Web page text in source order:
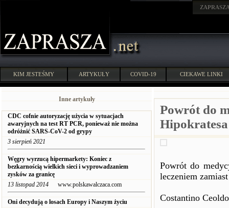
KIM JESTEŚMY ARTYKUŁY COVID-19 CIEKAWE LINKI
Inne artykuły
CDC cofnie autoryzację użycia w sytuacjach
awaryjnych na test RT PCR, ponieważ nie można
odróżnić SARS-CoV-2 od grypy
3 sierpień 2021
Węgry wyrzucą hipermarkety: Koniec z
bezkarnością wielkich sieci i wyprowadzaniem
zysków za granicę
13 listopad 2014 www.polskawalczaca.com
Oni decydują o losach Europy i Naszym życiu
Powrót do
Hipokratesa
Powrót do
leczeniem
Costantino Ceoldo